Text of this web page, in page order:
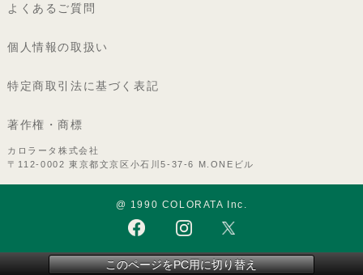
よくあるご質問
個人情報の取扱い
特定商取引法に基づく表記
著作権・商標
カロラータ株式会社
〒112-0002 東京都文京区小石川5-37-6 M.ONEビル
@ 1990 COLORATA Inc.
このページをPC用に切り替え